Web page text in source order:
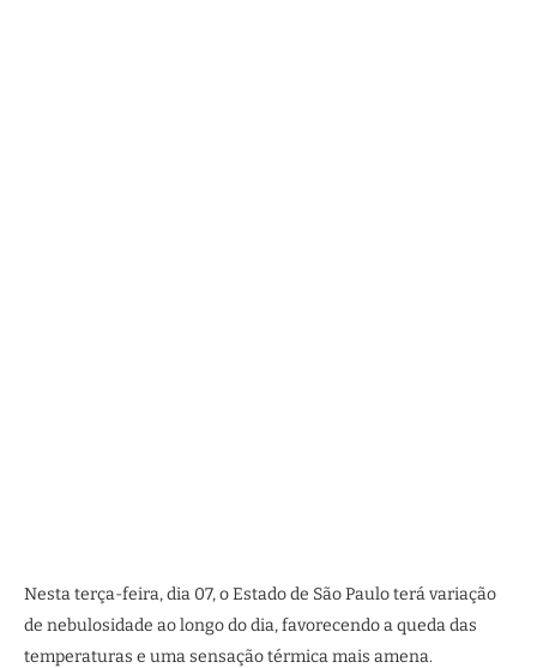
Nesta terça-feira, dia 07, o Estado de São Paulo terá variação
de nebulosidade ao longo do dia, favorecendo a queda das
temperaturas e uma sensação térmica mais amena.